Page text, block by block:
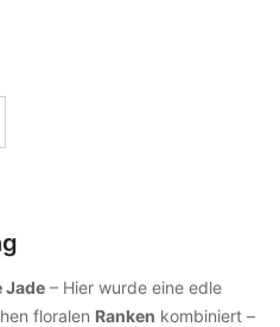
Jade – Hier wurde eine edle
floralen Ranken kombiniert –